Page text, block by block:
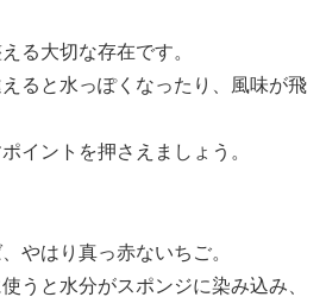
る大切な存在です。
ると水っぽくなったり、風味が飛
イントを押さえましょう。
やはり真っ赤ないちご。
うと水分がスポンジに染み込み、